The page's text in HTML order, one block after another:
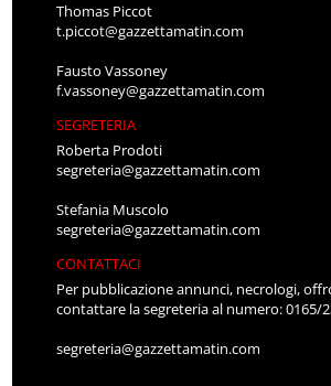
Thomas Piccot
t.piccot@gazzettamatin.com
Fausto Vassoney
f.vassoney@gazzettamatin.com
SEGRETERIA
Roberta Prodoti
segreteria@gazzettamatin.com
Stefania Muscolo
segreteria@gazzettamatin.com
CONTATTACI
Per pubblicazione annunci, necrologi,
contattare la segreteria al numero: 0165/
segreteria@gazzettamatin.com